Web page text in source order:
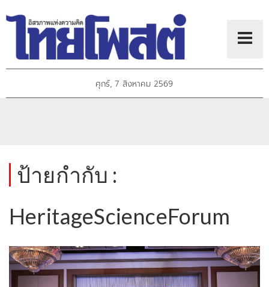
ศุกร์, 7 สิงหาคม 2569
ป้ายกำกับ :
HeritageScienceForum